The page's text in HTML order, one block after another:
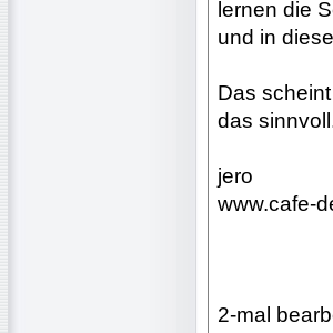
lernen die
und in
Das
das
jero
www.cafe-
2-mal